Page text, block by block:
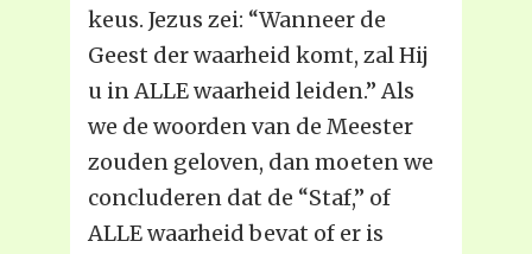
keus. Jezus zei: “Wanneer de
Geest der waarheid komt, zal Hij
u in ALLE waarheid leiden.” Als
we de woorden van de Meester
zouden geloven, dan moeten we
concluderen dat de “Staf,” of
ALLE waarheid bevat of er is